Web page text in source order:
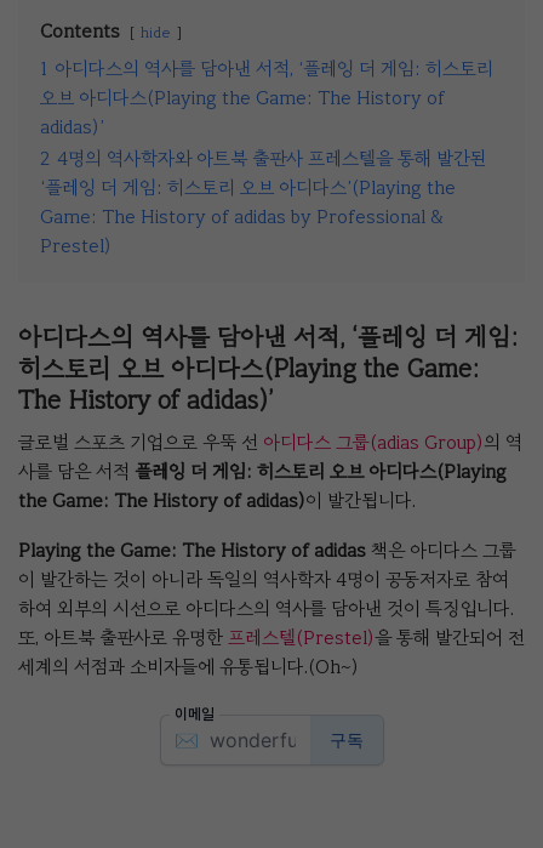
Contents hide
1 아디다스의 역사를 담아낸 서적, ‘플레잉 더 게임: 히스토리
오브 아디다스(Playing the Game: The History of
adidas)’
2 4명의 역사학자와 아트북 출판사 프레스텔을 통해 발간된
‘플레잉 더 게임: 히스토리 오브 아디다스’(Playing the
Game: The History of adidas by Professional &
Prestel)
아디다스의 역사를 담아낸 서적, ‘플레잉 더 게임:
히스토리 오브 아디다스(Playing the Game:
The History of adidas)’
글로벌 스포츠 기업으로 우뚝 선 아디다스 그룹(adias Group)의 역
사를 담은 서적 플레잉 더 게임: 히스토리 오브 아디다스(Playing
the Game: The History of adidas)이 발간됩니다.
Playing the Game: The History of adidas 책은 아디다스 그룹
이 발간하는 것이 아니라 독일의 역사학자 4명이 공동저자로 참여
하여 외부의 시선으로 아디다스의 역사를 담아낸 것이 특징입니다.
또, 아트북 출판사로 유명한 프레스텔(Prestel)을 통해 발간되어 전
세계의 서점과 소비자들에 유통됩니다.(Oh~)